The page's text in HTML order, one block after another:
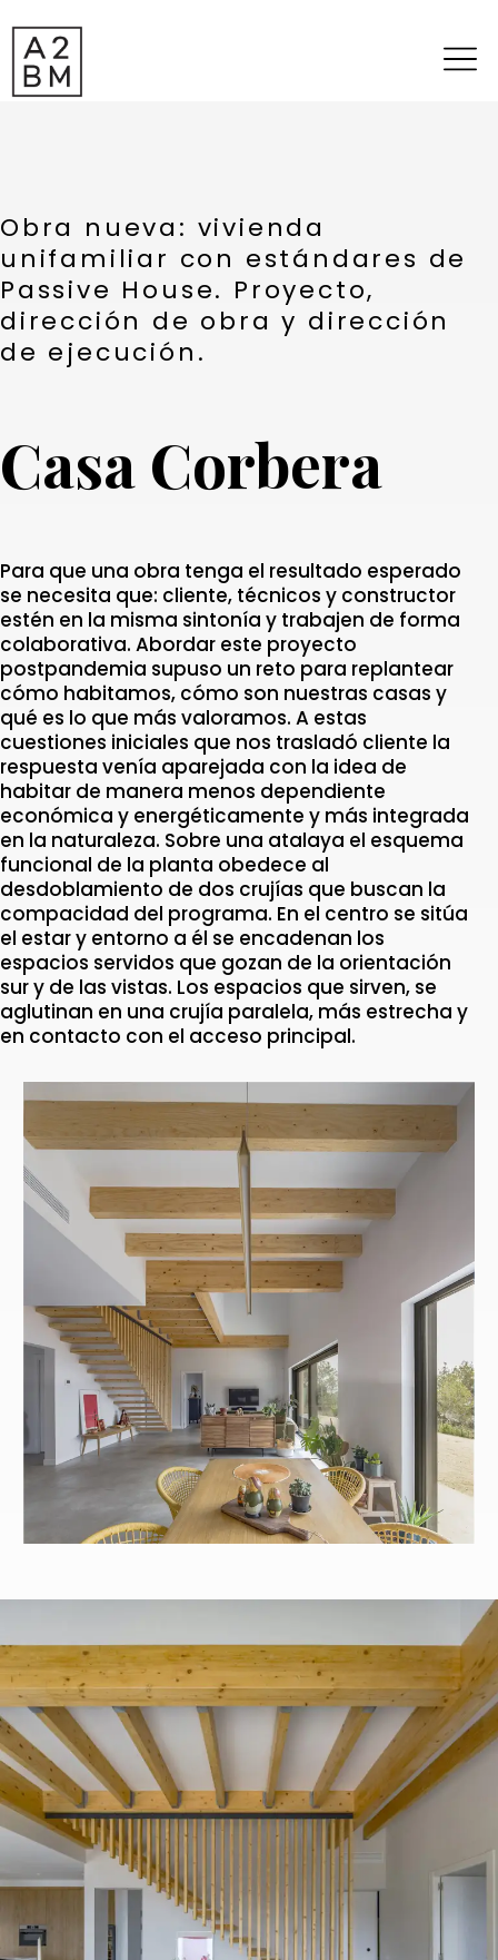
Obra nueva: vivienda
unifamiliar con estándares de
Passive House. Proyecto,
dirección de obra y dirección
de ejecución.
Casa Corbera
Para que una obra tenga el resultado esperado
se necesita que: cliente, técnicos y constructor
estén en la misma sintonía y trabajen de forma
colaborativa. Abordar este proyecto
postpandemia supuso un reto para replantear
cómo habitamos, cómo son nuestras casas y
qué es lo que más valoramos. A estas
cuestiones iniciales que nos trasladó cliente la
respuesta venía aparejada con la idea de
habitar de manera menos dependiente
económica y energéticamente y más integrada
en la naturaleza. Sobre una atalaya el esquema
funcional de la planta obedece al
desdoblamiento de dos crujías que buscan la
compacidad del programa. En el centro se sitúa
el estar y entorno a él se encadenan los
espacios servidos que gozan de la orientación
sur y de las vistas. Los espacios que sirven, se
aglutinan en una crujía paralela, más estrecha y
en contacto con el acceso principal.